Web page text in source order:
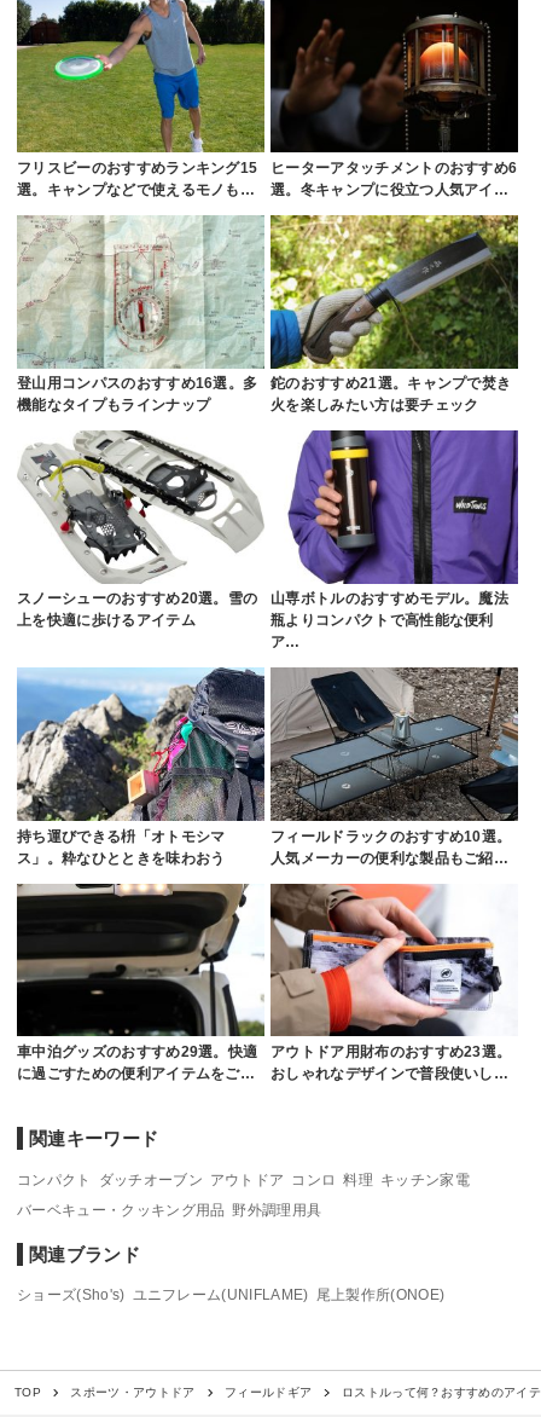
フリスビーのおすすめランキング15
選。キャンプなどで使えるモノも…
ヒーターアタッチメントのおすすめ6
選。冬キャンプに役立つ人気アイ…
登山用コンパスのおすすめ16選。多
機能なタイプもラインナップ
鉈のおすすめ21選。キャンプで焚き
火を楽しみたい方は要チェック
スノーシューのおすすめ20選。雪の
上を快適に歩けるアイテム
山専ボトルのおすすめモデル。魔法
瓶よりコンパクトで高性能な便利
ア…
持ち運びできる枡「オトモシマ
ス」。粋なひとときを味わおう
フィールドラックのおすすめ10選。
人気メーカーの便利な製品もご紹…
車中泊グッズのおすすめ29選。快適
に過ごすための便利アイテムをご…
アウトドア用財布のおすすめ23選。
おしゃれなデザインで普段使いし…
関連キーワード
コンパクト ダッチオーブン アウトドア コンロ 料理 キッチン家電
バーベキュー・クッキング用品 野外調理用具
関連ブランド
ショーズ(Sho's) ユニフレーム(UNIFLAME) 尾上製作所(ONOE)
TOP スポーツ・アウトドア フィールドギア ロストルって何？おすすめのアイ